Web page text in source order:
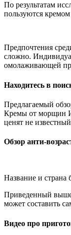
По результатам
пользуются
Предпочтения
сложно.
омолаживающей
Находитесь в
Предлагаемый
Кремы от морщин
ценят не
Обзор анти-
Название и страна
Приведенный
может составить
Видео про